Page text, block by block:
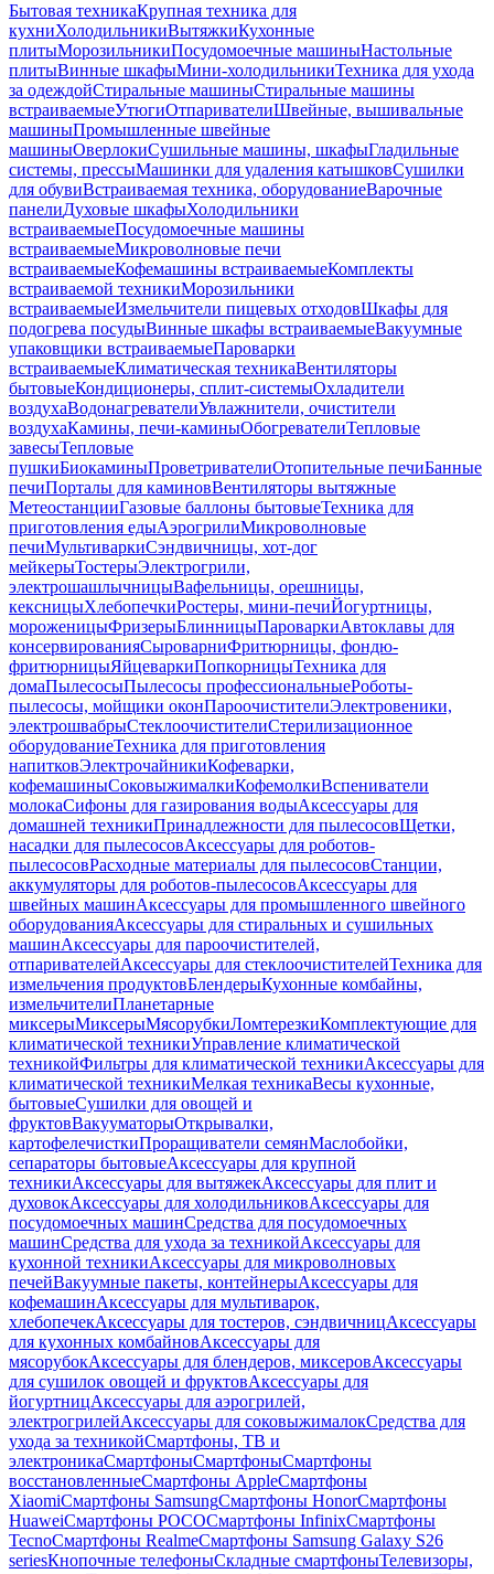
Бытовая техникаКрупная техника для
кухниХолодильникиВытяжкиКухонные
плитыМорозильникиПосудомоечные машиныНастольные
плитыВинные шкафыМини-холодильникиТехника для ухода
за одеждойСтиральные машиныСтиральные машины
встраиваемыеУтюгиОтпаривателиШвейные, вышивальные
машиныПромышленные швейные
машиныОверлокиСушильные машины, шкафыГладильные
системы, прессыМашинки для удаления катышковСушилки
для обувиВстраиваемая техника, оборудованиеВарочные
панелиДуховые шкафыХолодильники
встраиваемыеПосудомоечные машины
встраиваемыеМикроволновые печи
встраиваемыеКофемашины встраиваемыеКомплекты
встраиваемой техникиМорозильники
встраиваемыеИзмельчители пищевых отходовШкафы для
подогрева посудыВинные шкафы встраиваемыеВакуумные
упаковщики встраиваемыеПароварки
встраиваемыеКлиматическая техникаВентиляторы
бытовыеКондиционеры, сплит-системыОхладители
воздухаВодонагревателиУвлажнители, очистители
воздухаКамины, печи-каминыОбогревателиТепловые
завесыТепловые
пушкиБиокаминыПроветривателиОтопительные печиБанные
печиПорталы для каминовВентиляторы вытяжные
МетеостанцииГазовые баллоны бытовыеТехника для
приготовления едыАэрогрилиМикроволновые
печиМультиваркиСэндвичницы, хот-дог
мейкерыТостерыЭлектрогрили,
электрошашлычницыВафельницы, орешницы,
кексницыХлебопечкиРостеры, мини-печиЙогуртницы,
мороженицыФризерыБлинницыПароваркиАвтоклавы для
консервированияСыроварниФритюрницы, фондю-
фритюрницыЯйцеваркиПопкорницыТехника для
домаПылесосыПылесосы профессиональныеРоботы-
пылесосы, мойщики оконПароочистителиЭлектровеники,
электрошвабрыСтеклоочистителиСтерилизационное
оборудованиеТехника для приготовления
напитковЭлектрочайникиКофеварки,
кофемашиныСоковыжималкиКофемолкиВспениватели
молокаСифоны для газирования водыАксессуары для
домашней техникиПринадлежности для пылесосовЩетки,
насадки для пылесосовАксессуары для роботов-
пылесосовРасходные материалы для пылесосовСтанции,
аккумуляторы для роботов-пылесосовАксессуары для
швейных машинАксессуары для промышленного швейного
оборудованияАксессуары для стиральных и сушильных
машинАксессуары для пароочистителей,
отпаривателейАксессуары для стеклоочистителейТехника для
измельчения продуктовБлендерыКухонные комбайны,
измельчителиПланетарные
миксерыМиксерыМясорубкиЛомтерезкиКомплектующие для
климатической техникиУправление климатической
техникойФильтры для климатической техникиАксессуары для
климатической техникиМелкая техникаВесы кухонные,
бытовыеСушилки для овощей и
фруктовВакууматорыОткрывалки,
картофелечисткиПроращиватели семянМаслобойки,
сепараторы бытовыеАксессуары для крупной
техникиАксессуары для вытяжекАксессуары для плит и
духовокАксессуары для холодильниковАксессуары для
посудомоечных машинСредства для посудомоечных
машинСредства для ухода за техникойАксессуары для
кухонной техникиАксессуары для микроволновых
печейВакуумные пакеты, контейнерыАксессуары для
кофемашинАксессуары для мультиварок,
хлебопечекАксессуары для тостеров, сэндвичницАксессуары
для кухонных комбайновАксессуары для
мясорубокАксессуары для блендеров, миксеровАксессуары
для сушилок овощей и фруктовАксессуары для
йогуртницАксессуары для аэрогрилей,
электрогрилейАксессуары для соковыжималокСредства для
ухода за техникойСмартфоны, ТВ и
электроникаСмартфоныСмартфоныСмартфоны
восстановленныеСмартфоны AppleСмартфоны
XiaomiСмартфоны SamsungСмартфоны HonorСмартфоны
HuaweiСмартфоны POCOСмартфоны InfinixСмартфоны
TecnoСмартфоны RealmeСмартфоны Samsung Galaxy S26
seriesКнопочные телефоныСкладные смартфоныТелевизоры,